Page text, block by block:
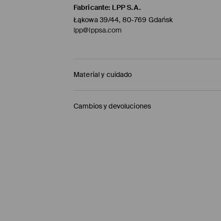
Fabricante: LPP S.A.
Łąkowa 39/44, 80-769 Gdańsk
lpp@lppsa.com
Material y cuidado
1º TELA :
70% ALGODÓN, 28% POLIÉSTER, 2%
1º FORRO: 65% POLIÉSTER, 35% ALGODÓN
Cambios y devoluciones